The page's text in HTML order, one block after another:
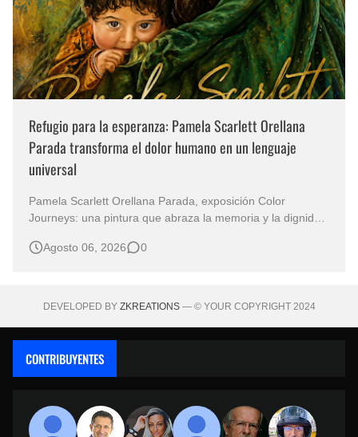
Refugio para la esperanza: Pamela Scarlett Orellana
Parada transforma el dolor humano en un lenguaje
universal
Pamela Scarlett Orellana Parada, exposición Color
Journeys: una pintura que abraza la memoria y la dignidad
obras no necesitan levantar la voz para permanecer en la
Agosto 06, 2026 0
DEVELOPED BY ZKREATIONS— © YOUR COPYRIGHT 2024
CONTRIBUYENTES